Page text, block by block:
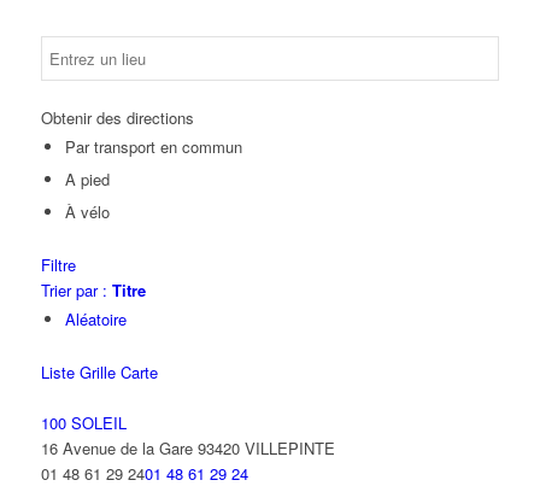
Obtenir des directions
Par transport en commun
A pied
À vélo
Filtre
Trier par : Titre
Aléatoire
Liste Grille Carte
100 SOLEIL
16 Avenue de la Gare 93420 VILLEPINTE
01 48 61 29 2401 48 61 29 24